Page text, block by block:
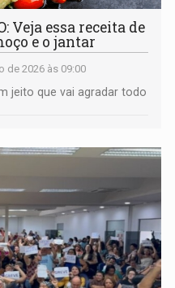
Veja essa receita de
e o jantar
de 2026 às 09:00
jeito que vai agradar todo